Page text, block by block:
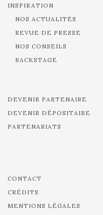
INSPIRATION
NOS ACTUALITÉS
REVUE DE PRESSE
NOS CONSEILS
BACKSTAGE
DEVENIR PARTENAIRE
DEVENIR DÉPOSITAIRE
PARTENARIATS
CONTACT
CRÉDITS
MENTIONS LÉGALES